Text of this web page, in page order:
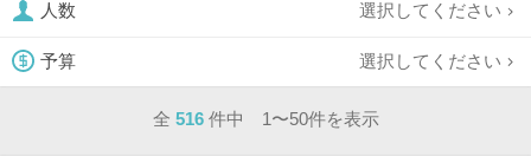
人数 選択してください
予算 選択してください
全 516 件中 1〜50件を表示